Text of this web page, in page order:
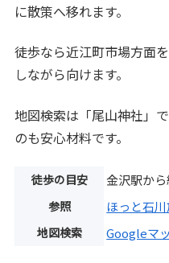
に散策へ移れます。
徒歩なら近江町市場方面
しながら向けます。
地図検索は「尾山神社」
のも安心材料です。
徒歩の目安 金沢駅か
参照 ほっと石
地図検索 Googleマ